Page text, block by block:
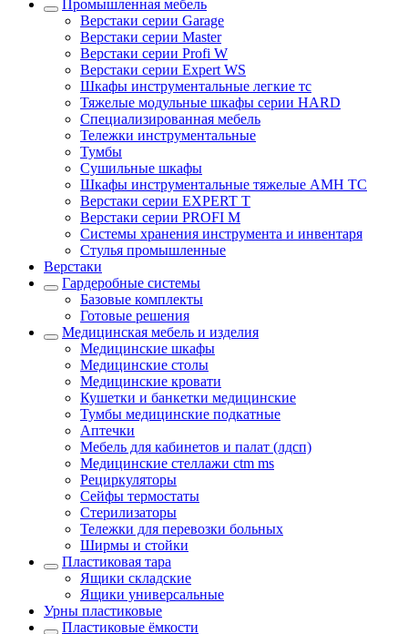
Промышленная мебель
Верстаки серии Garage
Верстаки серии Master
Верстаки серии Profi W
Верстаки серии Expert WS
Шкафы инструментальные легкие тс
Тяжелые модульные шкафы серии HARD
Cпециализированная мебель
Тележки инструментальные
Тумбы
Cушильные шкафы
Шкафы инструментальные тяжелые AMH TC
Верстаки серии EXPERT T
Верстаки серии PROFI M
Системы хранения инструмента и инвентаря
Стулья промышленные
Верстаки
Гардеробные системы
Базовые комплекты
Готовые решения
Медицинская мебель и изделия
Медицинские шкафы
Медицинские столы
Медицинские кровати
Кушетки и банкетки медицинские
Тумбы медицинские подкатные
Аптечки
Мебель для кабинетов и палат (лдсп)
Медицинские стеллажи ctm ms
Рециркуляторы
Сейфы термостаты
Стерилизаторы
Тележки для перевозки больных
Ширмы и стойки
Пластиковая тара
Ящики складские
Ящики универсальные
Урны пластиковые
Пластиковые ёмкости